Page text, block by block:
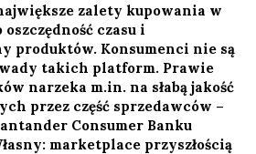
zalety kupowania w
czasu i
produktów. Konsumenci nie są
takich platform. Prawie
narzeka m.in. na słabą jakość
przez część sprzedawców –
Consumer Banku
marketplace przyszłością